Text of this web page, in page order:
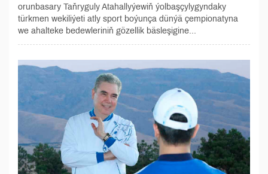
orunbasary Taňryguly Atahallyýewiň ýolbaşçylygyndaky
türkmen wekiliýeti atly sport boýunça dünýä çempionatyna
we ahalteke bedewleriniň gözellik bäsleşigine...